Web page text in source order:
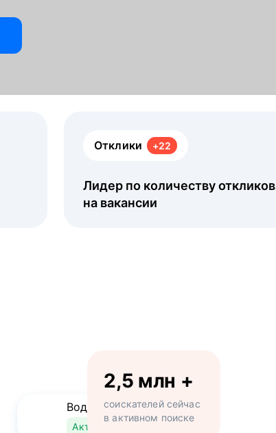
Отклики +22
Лидер по количеству откликов
на вакансии
Водитель
Активно ищет работу
2,5 млн +
соискателей сейчас
в активном поиске